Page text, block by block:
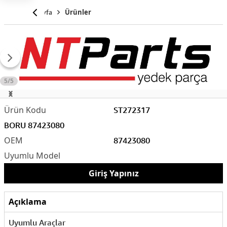
Anasayfa Ürünler
5/5
ST272317
87423080
BORU 87423080
Giriş Yapınız
Açıklama
Uyumlu Araçlar